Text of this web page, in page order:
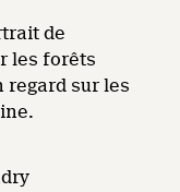
de
les forêts
regard sur les